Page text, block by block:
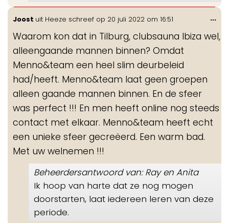
Joost uit Heeze schreef op 20 juli 2022 om 16:51
Waarom kon dat in Tilburg, clubsauna Ibiza wel,
alleengaande mannen binnen? Omdat
Menno&team een heel slim deurbeleid
had/heeft. Menno&team laat geen groepen
alleen gaande mannen binnen. En de sfeer
was perfect !!! En men heeft online nog steeds
contact met elkaar. Menno&team heeft echt
een unieke sfeer gecreëerd. Een warm bad.
Met uw welnemen !!!
Beheerdersantwoord van: Ray en Anita
Ik hoop van harte dat ze nog mogen
doorstarten, laat iedereen leren van deze
periode.
...